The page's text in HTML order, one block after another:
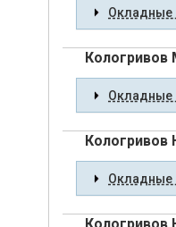
Окладные
Кологривов
Окладные
Кологривов
Окладные